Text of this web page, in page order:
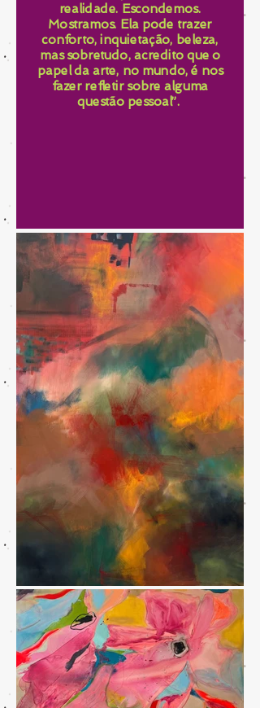
realidade. Escondemos.
Mostramos. Ela pode trazer
conforto, inquietação, beleza,
mas sobretudo, acredito que o
papel da arte, no mundo, é nos
fazer refletir sobre alguma
questão pessoal”.